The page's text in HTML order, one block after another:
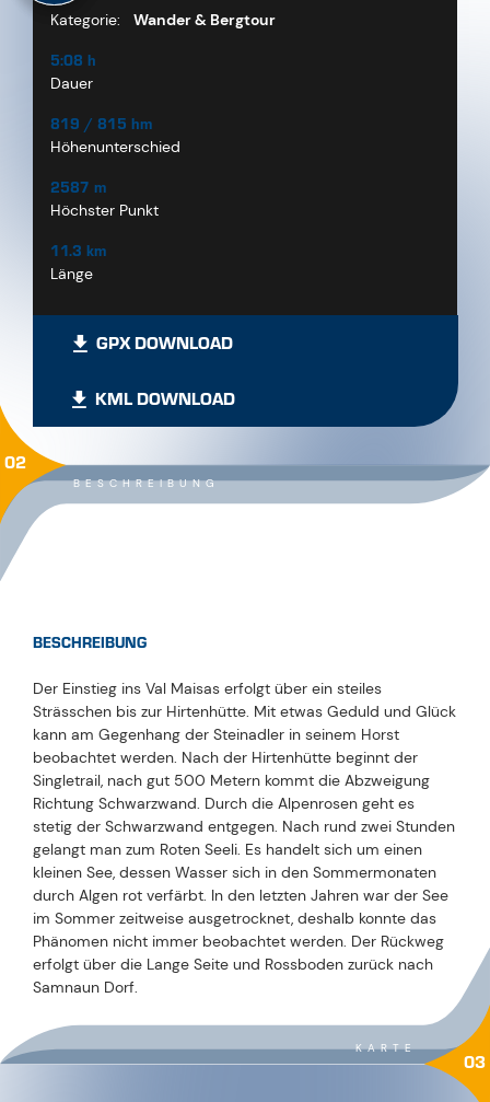
Kategorie:
Wander & Bergtour
5:08 h
Dauer
819 / 815 hm
Höhenunterschied
2587 m
Höchster Punkt
11.3 km
Länge
GPX DOWNLOAD
KML DOWNLOAD
BESCHREIBUNG
02
BESCHREIBUNG
Der Einstieg ins Val Maisas erfolgt über ein steiles
Strässchen bis zur Hirtenhütte. Mit etwas Geduld und Glück
kann am Gegenhang der Steinadler in seinem Horst
beobachtet werden. Nach der Hirtenhütte beginnt der
Singletrail, nach gut 500 Metern kommt die Abzweigung
Richtung Schwarzwand. Durch die Alpenrosen geht es
stetig der Schwarzwand entgegen. Nach rund zwei Stunden
gelangt man zum Roten Seeli. Es handelt sich um einen
kleinen See, dessen Wasser sich in den Sommermonaten
durch Algen rot verfärbt. In den letzten Jahren war der See
im Sommer zeitweise ausgetrocknet, deshalb konnte das
Phänomen nicht immer beobachtet werden. Der Rückweg
erfolgt über die Lange Seite und Rossboden zurück nach
Samnaun Dorf.
KARTE 03